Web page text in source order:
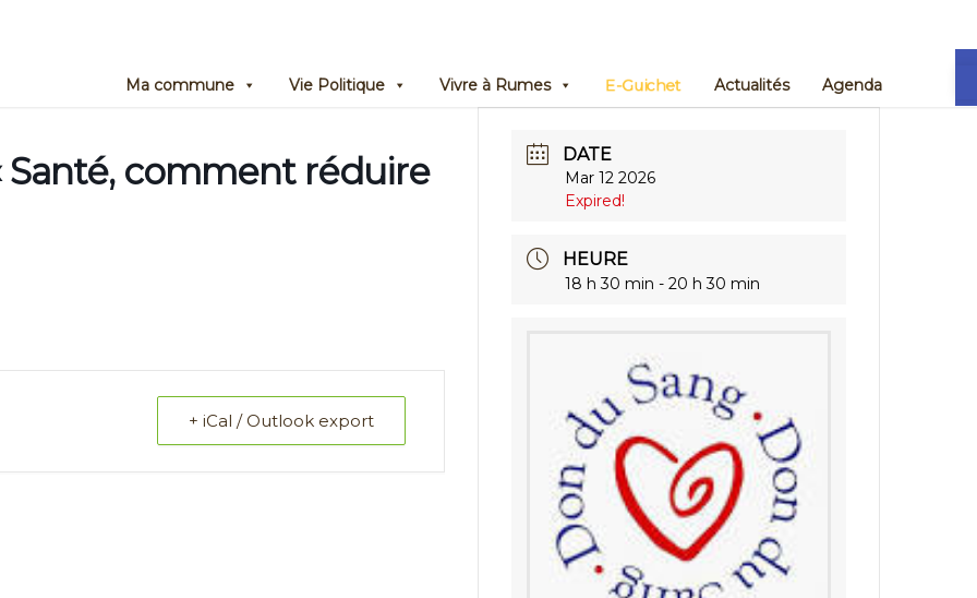
Ma commune Vie Politique Vivre à Rumes E-Guichet Actualités Agenda
Santé, comment réduire
+ iCal / Outlook export
DATE
Mar 12 2026
Expired!
HEURE
18 h 30 min - 20 h 30 min